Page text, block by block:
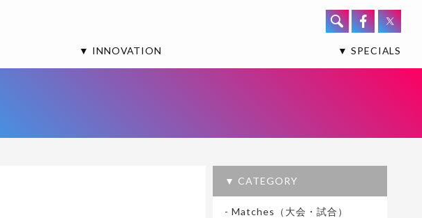
▼ INNOVATION ▼ SPECIALS
▼ CATEGORY
- Matches（大会・試合）